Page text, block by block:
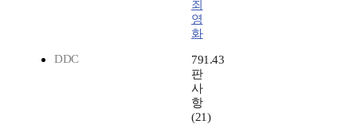
죄
영
화
DDC
791.43
판
사
항
(21)